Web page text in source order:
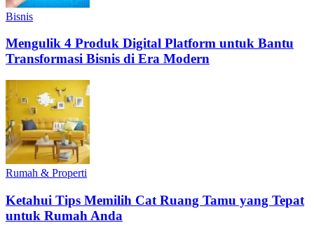
Bisnis
Mengulik 4 Produk Digital Platform untuk Bantu
Transformasi Bisnis di Era Modern
Rumah & Properti
Ketahui Tips Memilih Cat Ruang Tamu yang Tepat
untuk Rumah Anda